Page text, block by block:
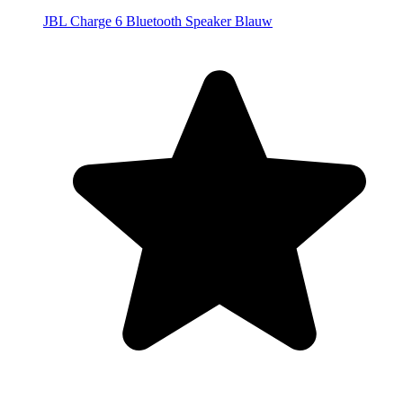
JBL Charge 6 Bluetooth Speaker Blauw